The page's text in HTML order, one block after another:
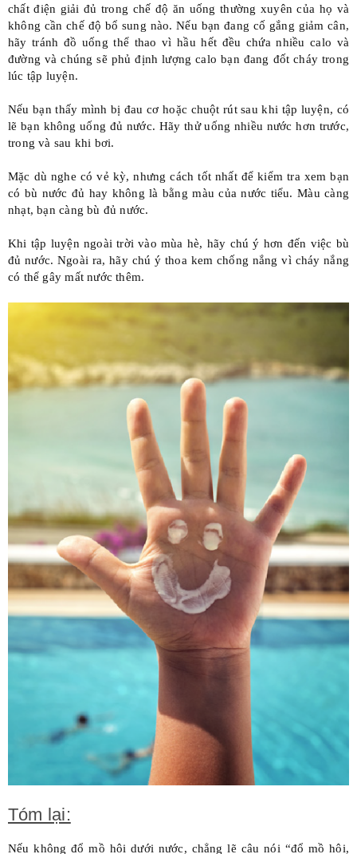
chất điện giải đủ trong chế độ ăn uống thường xuyên của họ và
không cần chế độ bổ sung nào. Nếu bạn đang cố gắng giảm cân,
hãy tránh đồ uống thể thao vì hầu hết đều chứa nhiều calo và
đường và chúng sẽ phủ định lượng calo bạn đang đốt cháy trong
lúc tập luyện.
Nếu bạn thấy mình bị đau cơ hoặc chuột rút sau khi tập luyện, có
lẽ bạn không uống đủ nước. Hãy thử uống nhiều nước hơn trước,
trong và sau khi bơi.
Mặc dù nghe có vẻ kỳ, nhưng cách tốt nhất để kiểm tra xem bạn
có bù nước đủ hay không là bằng màu của nước tiểu. Màu càng
nhạt, bạn càng bù đủ nước.
Khi tập luyện ngoài trời vào mùa hè, hãy chú ý hơn đến việc bù
đủ nước. Ngoài ra, hãy chú ý thoa kem chống nắng vì cháy nắng
có thể gây mất nước thêm.
Tóm lại:
Nếu không đổ mồ hôi dưới nước, chẳng lẽ câu nói “đổ mồ hôi,